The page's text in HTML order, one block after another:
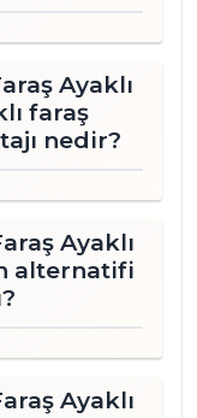
seti
Ayaklı
faraş
nedir?
Ayaklı
alternatifi
Ayaklı